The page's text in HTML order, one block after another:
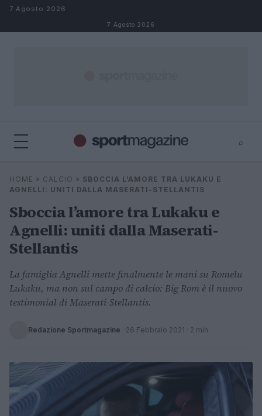
Salta al contenuto
7 Agosto 2026
7 Agosto 2026
⌕
Cerca
HOME » CALCIO » SBOCCIA L’AMORE TRA LUKAKU E
AGNELLI: UNITI DALLA MASERATI-STELLANTIS
Sboccia l’amore tra Lukaku e
Agnelli: uniti dalla Maserati-
Stellantis
La famiglia Agnelli mette finalmente le mani su Romelu
Lukaku, ma non sul campo di calcio: Big Rom è il nuovo
testimonial di Maserati-Stellantis.
Redazione Sportmagazine · 26 Febbraio 2021 · 2 min